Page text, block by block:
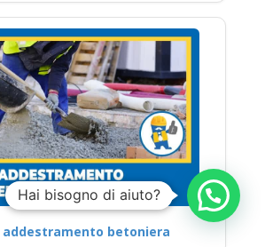
addestramento betoniera
Hai bisogno di aiuto?